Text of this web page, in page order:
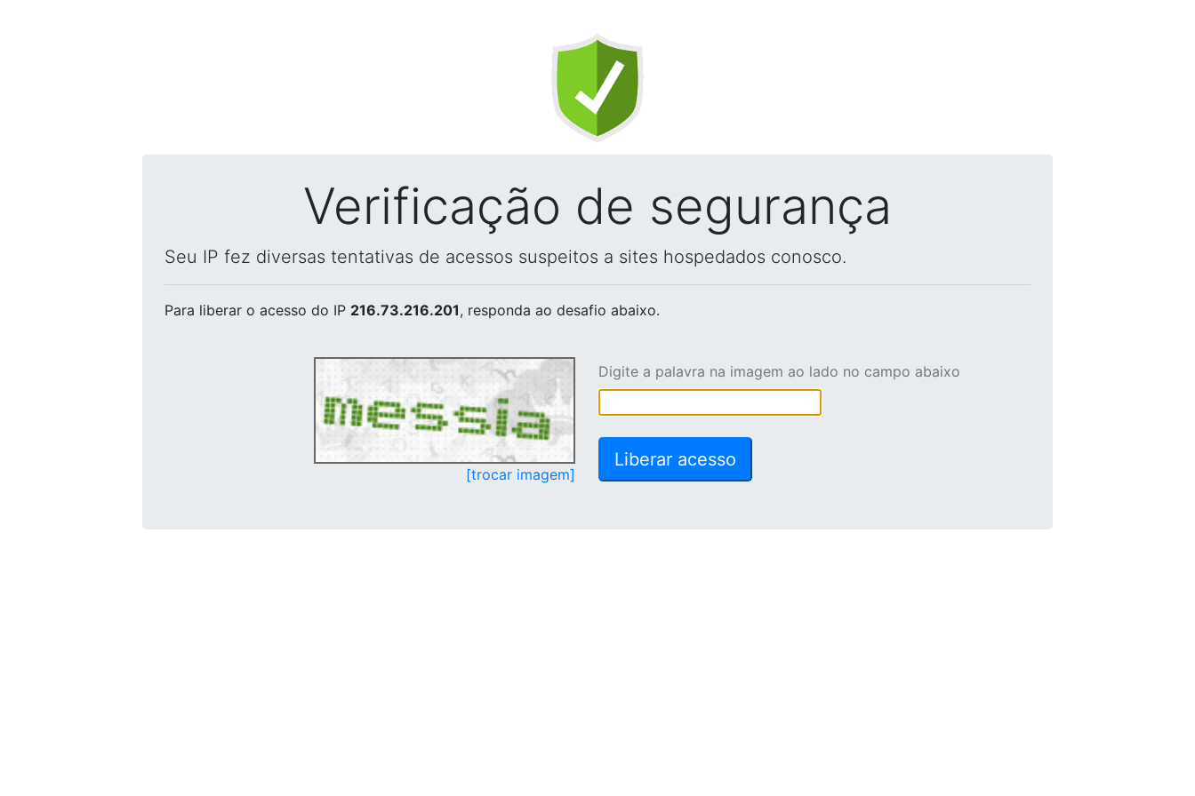
Verificação de segurança
Seu IP fez diversas tentativas de acessos suspeitos a sites hospedados conosco.
Para liberar o acesso do IP 216.73.216.201, responda ao desafio abaixo.
[trocar imagem]
Digite a palavra na imagem ao lado no campo abaixo